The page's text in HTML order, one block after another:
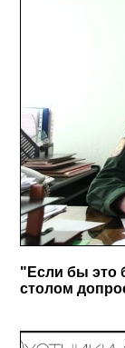
"Если бы это
столом